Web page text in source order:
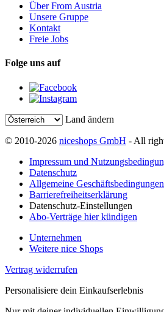
Über From Austria
Unsere Gruppe
Kontakt
Freie Jobs
Folge uns auf
Land ändern
© 2010-2026 niceshops GmbH - All
Impressum und
Datenschutz
Allgemeine
Barrierefreiheitserklärung
Datenschutz-Einstellungen
Abo-Verträge hier kündigen
Unternehmen
Weitere nice Shops
Vertrag widerrufen
Personalisiere dein Einkaufserlebnis